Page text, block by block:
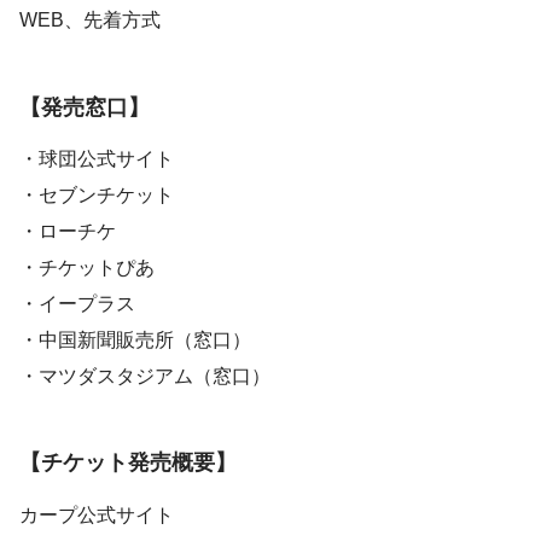
WEB、先着方式
【発売窓口】
・球団公式サイト
・セブンチケット
・ローチケ
・チケットぴあ
・イープラス
・中国新聞販売所（窓口）
・マツダスタジアム（窓口）
【チケット発売概要】
カープ公式サイト